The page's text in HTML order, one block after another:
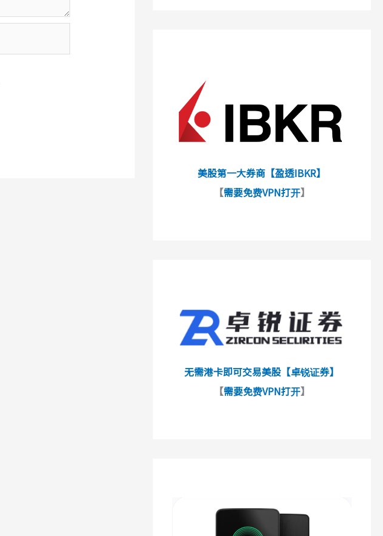
美股第一大券商【盈透IBKR】
【需要免费VPN打开】
无需港卡即可交易美股【卓锐证券】
【需要免费VPN打开】